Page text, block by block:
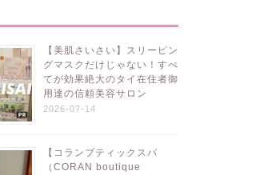
【美肌さいさい】スリーピン
グマスクだけじゃない！すべ
てが効果絶大のタイ在住者御
用達の信頼美容サロン
2026-07-14
【コランブティックスパ
（CORAN boutique